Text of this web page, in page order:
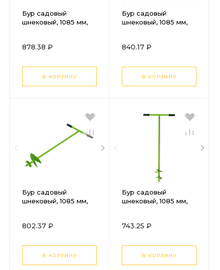
Бур садовый
шнековый, 1085 мм,
878.38 ₽
В КОРЗИНУ
Бур садовый
шнековый, 1085 мм,
840.17 ₽
В КОРЗИНУ
Бур садовый
шнековый, 1085 мм,
802.37 ₽
В КОРЗИНУ
Бур садовый
шнековый, 1085 мм,
743.25 ₽
В КОРЗИНУ